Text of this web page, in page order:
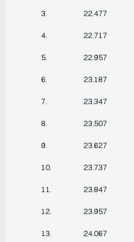
3. 22.477
4. 22.717
5. 22.957
6. 23.187
7. 23.347
8. 23.507
9. 23.627
10. 23.737
11. 23.847
12. 23.957
13. 24.067